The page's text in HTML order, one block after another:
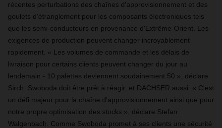
récentes perturbations des chaînes d'approvisionnement et des
goulets d'étranglement pour les composants électroniques tels
que les semi-conducteurs en provenance d'Extrême-Orient. Les
exigences de production peuvent changer incroyablement
rapidement. « Les volumes de commande et les délais de
livraison pour certains clients peuvent changer du jour au
lendemain - 10 palettes deviennent soudainement 50 », déclare
Sirch. Swoboda doit être prêt à réagir, et DACHSER aussi. « C'est
un défi majeur pour la chaîne d'approvisionnement ainsi que pour
notre propre optimisation des stocks », déclare Stefan
Walgenbach. Comme Swoboda promet à ses clients une sécurité